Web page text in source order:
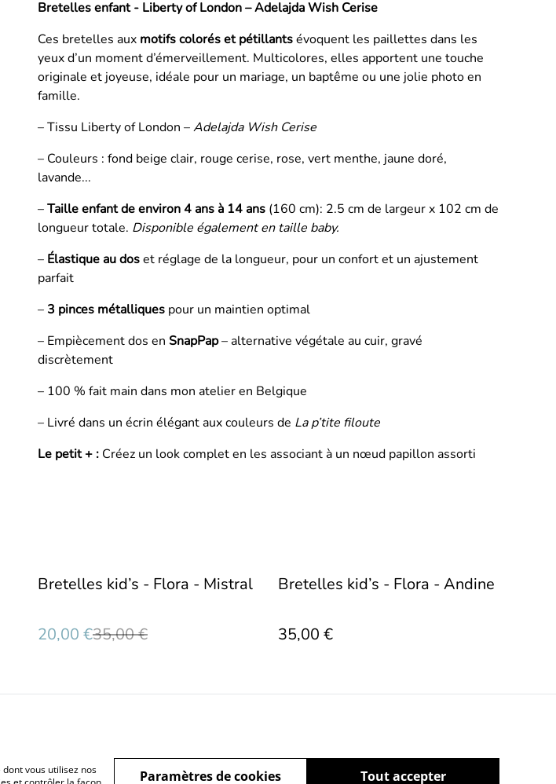
Bretelles enfant - Liberty of London – Adelajda Wish Cerise
Ces bretelles aux motifs colorés et pétillantsévoquent les paillettes dans les
yeux d’un moment d’émerveillement. Multicolores, elles apportent une touche
originale et joyeuse, idéale pour un mariage, un baptême ou une jolie photo en
famille.
– Tissu Liberty of London –Adelajda Wish Cerise
– Couleurs : fond beige clair, rouge cerise, rose, vert menthe, jaune doré,
lavande...
–Taille enfant de environ 4 ans à 14 ans (160 cm): 2.5 cm de largeur x 102 cm de
longueur totale. Disponible également en taille baby.
– Élastique au doset réglage de la longueur, pour un confort et un ajustement
parfait
– 3 pinces métalliques pour un maintien optimal
– Empiècement dos en SnapPap– alternative végétale au cuir, gravé
discrètement
– 100 % fait main dans mon atelier en Belgique
– Livré dans un écrin élégant aux couleurs de La p’tite filoute
Le petit + : Créez un look complet en les associant à un nœud papillon assorti
%
Bretelles kid’s - Flora - Mistral
20,00 €35,00 €
Bretelles kid’s - Flora - Andine
35,00 €
vous utilisez nos
Tout accepter
Paramètres de cookies